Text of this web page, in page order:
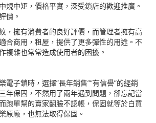
規中矩，價格平實，深受鎖店的歡迎推廣。
價。
，擁有消費者的良好評價，而管理者擁有高
合商用，租屋，提供了更多彈性的用途。不
複雜也常常造成使用者的困擾。
電子鎖時，選擇”長年銷售””有信譽”的經銷
年保固，不然用了兩年遇到問題，卻忘記當
跑單幫的賣家翻臉不認帳，保固就等於白買
原廠，也無法取得保固。